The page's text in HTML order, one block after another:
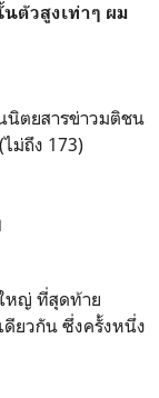
ตัวสูงเท่าๆ ผม
นิตยสารข่าวมติชน
(ไม่ถึง 173)
หญ่ ที่สุดท้าย
ดียวกัน ซึ่งครั้งหนึ่ง